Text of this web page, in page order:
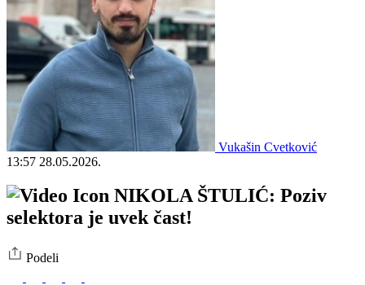
Vukašin Cvetković
13:57 28.05.2026.
NIKOLA ŠTULIĆ: Poziv
selektora je uvek čast!
Podeli